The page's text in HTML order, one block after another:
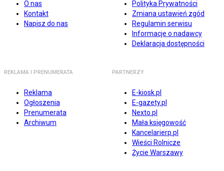
O nas
Kontakt
Napisz do nas
Polityka Prywatności
Zmiana ustawień zgód
Regulamin serwisu
Informacje o nadawcy
Deklaracja dostępności
REKLAMA I PRENUMERATA
Reklama
Ogłoszenia
Prenumerata
Archiwum
PARTNERZY
E-kiosk.pl
E-gazety.pl
Nexto.pl
Mała księgowość
Kancelarierp.pl
Wieści Rolnicze
Życie Warszawy